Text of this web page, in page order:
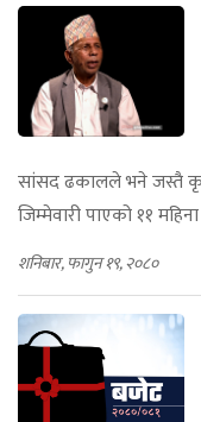
सांसद ढकालले भने जस्तै
जिम्मेवारी पाएको ११
शनिबार, फागुन १९, २०८०